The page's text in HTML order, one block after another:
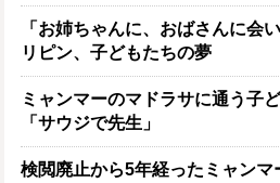
「お姉ちゃんに、おばさんに会
リピン、子どもたちの夢
ミャンマーのマドラサに通う子
「サウジで先生」
検閲廃止から5年経ったミャン